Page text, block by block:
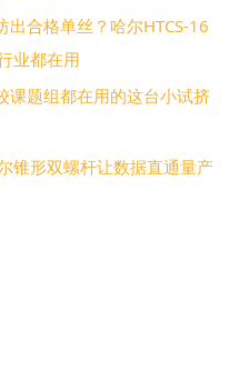
合格单丝？哈尔HTCS-16
业都在用
课题组都在用的这台小试挤
锥形双螺杆让数据直通量产